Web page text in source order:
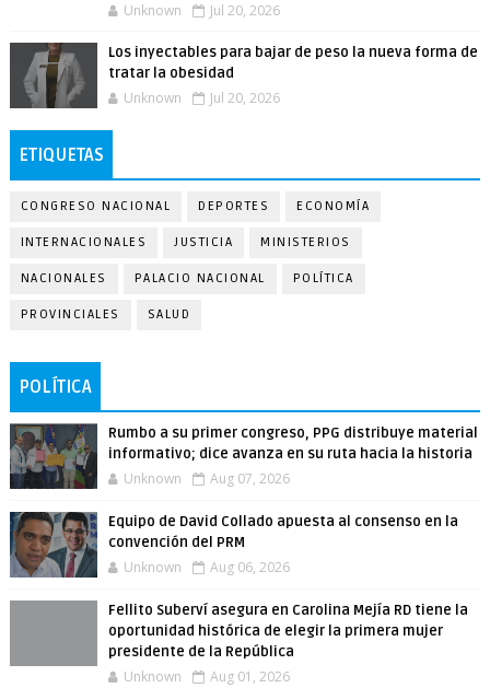
Unknown Jul 20, 2026
Los inyectables para bajar de peso la nueva forma de
tratar la obesidad
Unknown Jul 20, 2026
ETIQUETAS
CONGRESO NACIONAL DEPORTES ECONOMÍA
INTERNACIONALES JUSTICIA MINISTERIOS
NACIONALES PALACIO NACIONAL POLÍTICA
PROVINCIALES SALUD
POLÍTICA
Rumbo a su primer congreso, PPG distribuye material
informativo; dice avanza en su ruta hacia la historia
Unknown Aug 07, 2026
Equipo de David Collado apuesta al consenso en la
convención del PRM
Unknown Aug 06, 2026
Fellito Suberví asegura en Carolina Mejía RD tiene la
oportunidad histórica de elegir la primera mujer
presidente de la República
Unknown Aug 01, 2026